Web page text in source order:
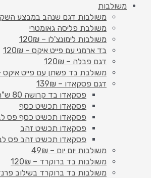
משולבות
משולבות דגם שנהב במבצע
משולבת פליסה גאומטרי
משולבות לימונצ'לו – 120₪
בד ארמני עם פייט איקס – 120₪
דגם פבלה – 120₪
משולבת בד פשתן עם פייט איקס –
דגם פסקאדו – 139₪
פסקאדו בד קרושה 80 ש"ח
פסקאדו תכשיט כסף
פסקאדו תכשיט כסף פס
פסקאדו תכשיט זהב
פסקאדו תכשיט זהב פס
משולבות יום יום – 49₪
משולבות בד ברוקרד – 120₪
משולבות בד ברוקרד בשילוב פרנז